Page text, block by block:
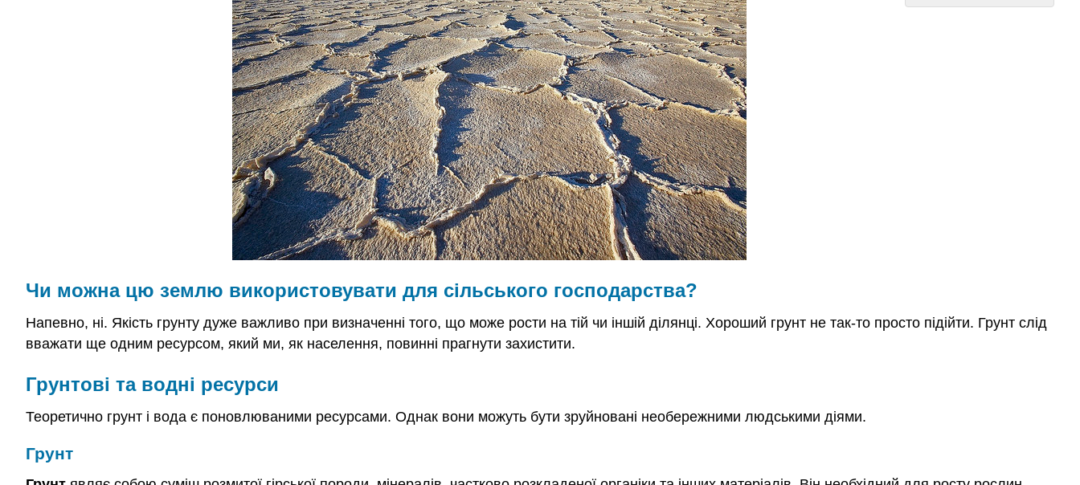
речі
Чи можна цю землю використовувати для сільського господарства?
Напевно, ні. Якість грунту дуже важливо при визначенні того, що може рости на тій чи іншій ділянці. Хороший грунт не так-то просто підійти. Грунт слід
вважати ще одним ресурсом, який ми, як населення, повинні прагнути захистити.
Грунтові та водні ресурси
Теоретично грунт і вода є поновлюваними ресурсами. Однак вони можуть бути зруйновані необережними людськими діями.
Грунт